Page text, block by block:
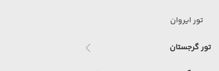
تور ایروان
تور گرجستان